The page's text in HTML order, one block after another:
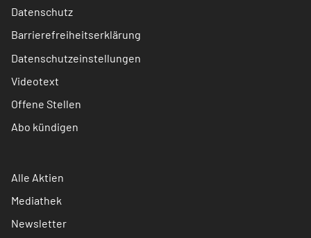
Datenschutz
Barrierefreiheitserklärung
Datenschutzeinstellungen
Videotext
Offene Stellen
Abo kündigen
Alle Aktien
Mediathek
Newsletter